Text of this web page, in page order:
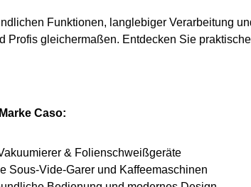
Funktionen, langlebiger Verarbeitung
Profis gleichermaßen. Entdecken Sie
Caso:
& Folienschweißgeräte
Sous-Vide-Garer und Kaffeemaschinen